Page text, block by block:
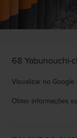
68 Yabunouchi-
Visualizar no Google
Obter informações